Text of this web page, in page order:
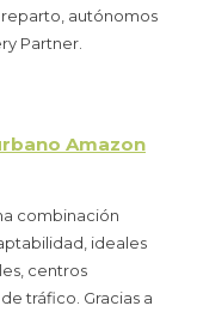
autónomos
Partner.
Amazon
combinación
ideales
centros
tráfico. Gracias a